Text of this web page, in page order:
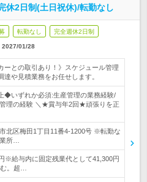
休2日制(土日祝休)/転勤なし
転勤なし 完全週休2日制
2027/01/28
ーとの取引あり！》スケジュール管理
達や見積業務をお任せします。
◆いずれか必須:生産管理の業務経験/
理の経験 ＼★賞与年2回★頑張りを正
北区梅田1丁目11番4-1200号 ※転勤な
所…
※給与内に固定残業代として41,300円
。超…